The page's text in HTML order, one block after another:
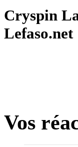
Cryspin
Lefaso.net
Vos